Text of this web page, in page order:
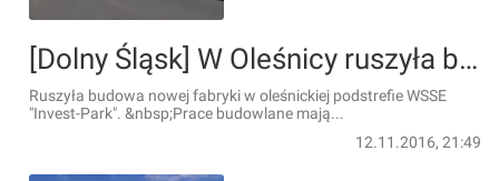
[Dolny Śląsk] W Oleśnicy ruszyła budowa fabryki Alucrom
Ruszyła budowa nowej fabryki w oleśnickiej podstrefie WSSE
"Invest-Park". &nbsp;Prace budowlane mają...
12.11.2016, 21:49